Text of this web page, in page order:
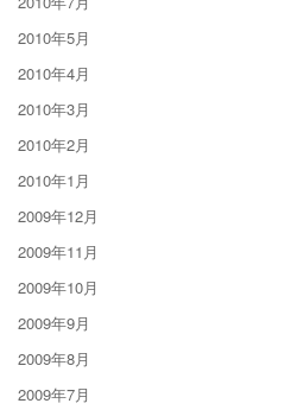
2010年5月
2010年4月
2010年3月
2010年2月
2010年1月
2009年12月
2009年11月
2009年10月
2009年9月
2009年8月
2009年7月